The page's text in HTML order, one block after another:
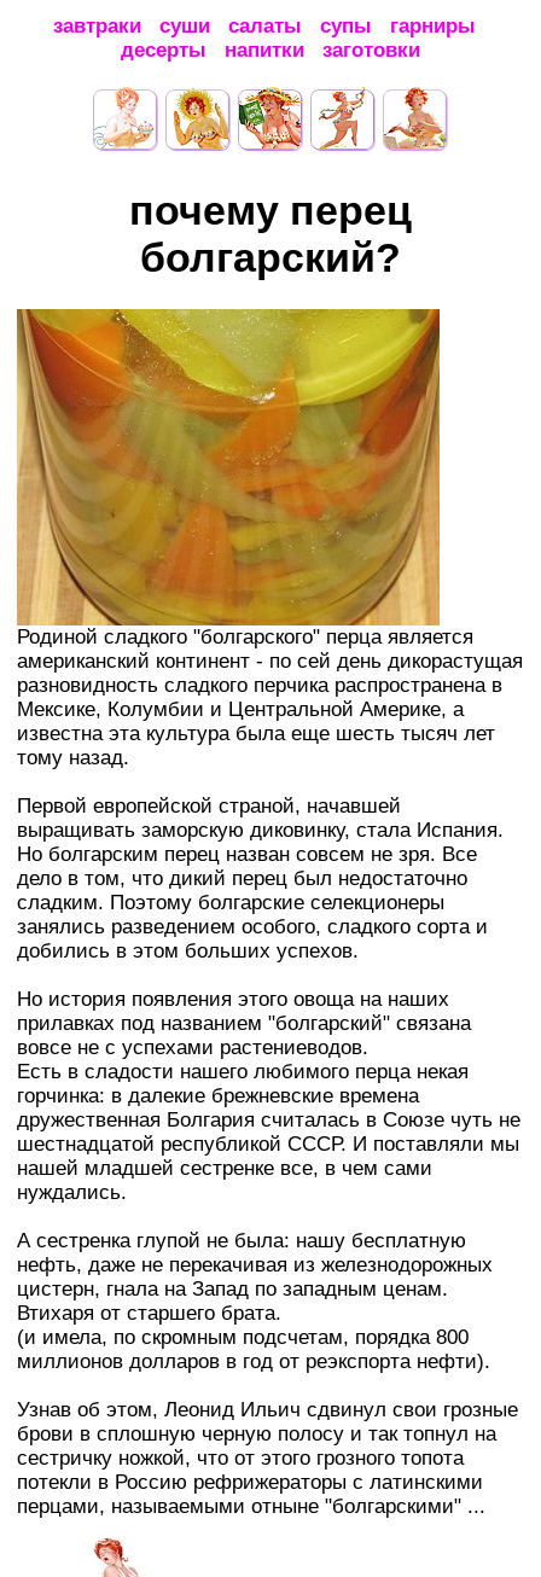
завтраки суши салаты супы
гарниры
десерты
напитки заготовки
почему перец
болгарский?
Родиной сладкого "болгарского" перца является
американский континент - по сей день дикорастущая
разновидность сладкого перчика распространена в
Мексике, Колумбии и Центральной Америке, а
известна эта культура была еще шесть тысяч лет
тому назад.
Первой европейской страной, начавшей
выращивать заморскую диковинку, стала Испания.
Но болгарским перец назван совсем не зря. Все
дело в том, что дикий перец был недостаточно
сладким. Поэтому болгарские селекционеры
занялись разведением особого, сладкого сорта и
добились в этом больших успехов.
Но история появления этого овоща на наших
прилавках под названием "болгарский" связана
вовсе не с успехами растениеводов.
Есть в сладости нашего любимого перца некая
горчинка: в далекие брежневские времена
дружественная Болгария считалась в Союзе чуть не
шестнадцатой республикой СССР. И поставляли мы
нашей младшей сестренке все, в чем сами
нуждались.
А сестренка глупой не была: нашу бесплатную
нефть, даже не перекачивая из железнодорожных
цистерн, гнала на Запад по западным ценам.
Втихаря от старшего брата.
(и имела, по скромным подсчетам, порядка 800
миллионов долларов в год от реэкспорта нефти).
Узнав об этом, Леонид Ильич сдвинул свои грозные
брови в сплошную черную полосу и так топнул на
сестричку ножкой, что от этого грозного топота
потекли в Россию рефрижераторы с латинскими
перцами, называемыми отныне "болгарскими" ...